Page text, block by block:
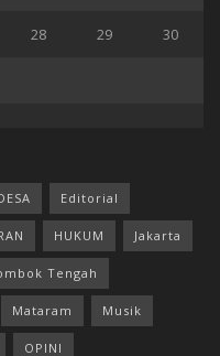
28 29 30
Editorial
HUKUM Jakarta
Tengah
Mataram Musik
OPINI